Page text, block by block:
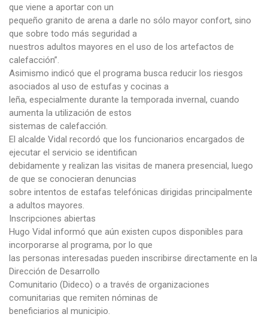
que viene a aportar con un
pequeño granito de arena a darle no sólo mayor confort, sino
que sobre todo más seguridad a
nuestros adultos mayores en el uso de los artefactos de
calefacción”.
Asimismo indicó que el programa busca reducir los riesgos
asociados al uso de estufas y cocinas a
leña, especialmente durante la temporada invernal, cuando
aumenta la utilización de estos
sistemas de calefacción.
El alcalde Vidal recordó que los funcionarios encargados de
ejecutar el servicio se identifican
debidamente y realizan las visitas de manera presencial, luego
de que se conocieran denuncias
sobre intentos de estafas telefónicas dirigidas principalmente
a adultos mayores.
Inscripciones abiertas
Hugo Vidal informó que aún existen cupos disponibles para
incorporarse al programa, por lo que
las personas interesadas pueden inscribirse directamente en la
Dirección de Desarrollo
Comunitario (Dideco) o a través de organizaciones
comunitarias que remiten nóminas de
beneficiarios al municipio.